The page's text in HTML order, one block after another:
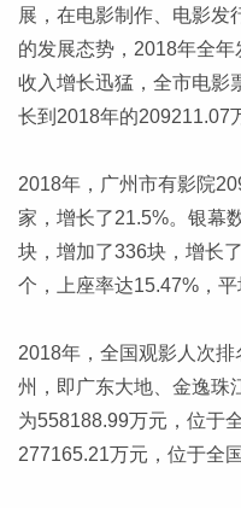
展，在电影制作、电影发
的发展态势，2018年全
收入增长迅猛，全市电影
长到2018年的209211.07
2018年，广州市有影院
家，增长了21.5%。银幕
块，增加了336块，增长
个，上座率达15.47%，平
2018年，全国观影人次
州，即广东大地、金逸珠
为558188.99万元，位于
277165.21万元，位于全